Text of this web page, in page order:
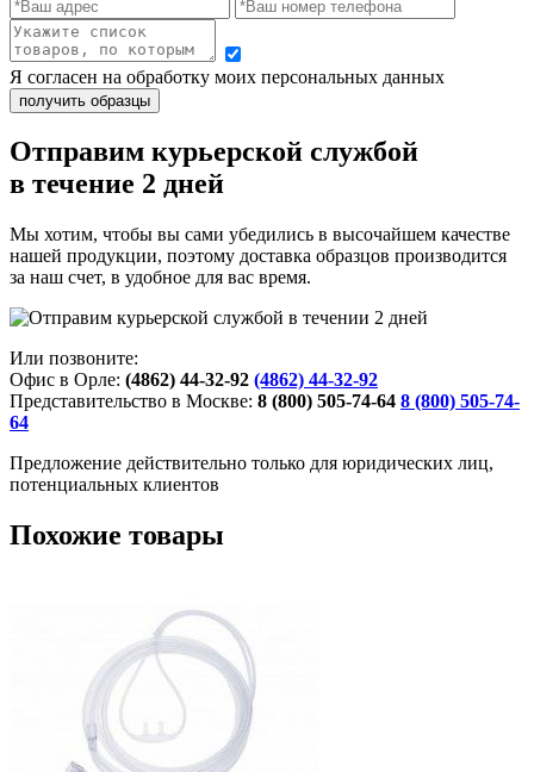
Я согласен на обработку моих персональных данных
Отправим курьерской службой
в течение 2 дней
Мы хотим, чтобы вы сами убедились в высочайшем качестве
нашей продукции, поэтому доставка образцов производится
за наш счет, в удобное для вас время.
Или позвоните:
Офис в Орле: (4862) 44-32-92 (4862) 44-32-92
Представительство в Москве: 8 (800) 505-74-64 8 (800) 505-74-
64
Предложение действительно только для юридических лиц,
потенциальных клиентов
Похожие товары